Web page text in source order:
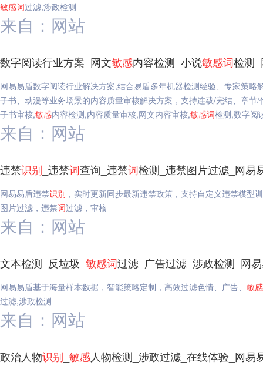
敏感词过滤,涉政检测
来自：网站
数字阅读行业方案_网文敏感内容检测_小说敏感词检测
网易易盾数字阅读行业解决方案,结合易盾多年机器检测经验、专家策
子书、动漫等业务场景的内容质量审核解决方案，支持连载/完结、章
子书审核,敏感内容检测,内容质量审核,网文内容审核,敏感词检测,数字阅
来自：网站
违禁识别 _违禁词查询_违禁词检测_违禁图片过滤_网易
网易易盾违禁识别 ，实时更新同步最新违禁政策，支持自定义违禁模型
图片过滤，违禁词过滤，审核
来自：网站
文本检测_反垃圾_ 敏感词过滤_广告过滤_涉政检测_网
网易易盾基于海量样本数据，智能策略定制，高效过滤色情、广告、 敏感
过滤,涉政检测
来自：网站
政治人物识别 敏感人物检测_涉政过滤_在线体验_网易